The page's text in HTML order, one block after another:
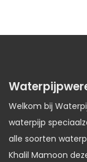
Welkom bij
waterpijp
alle soorten
Khalil Mamoon